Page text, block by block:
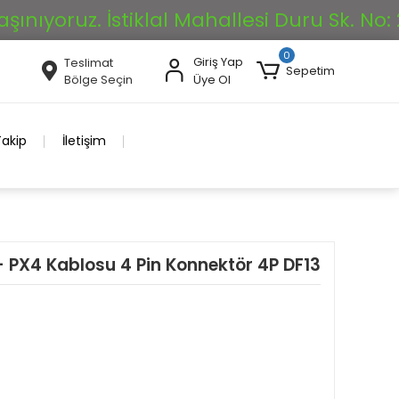
İstiklal Mahallesi Duru Sk. No: 26/A
Teslimat
Bölge Seçin
Giriş Yap
Üye Ol
0
Sepetim
İletişim
Kablosu 4 Pin Konnektör 4P DF13